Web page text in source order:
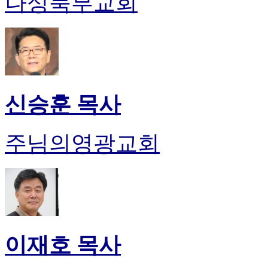
신승훈 목사
주님의영광교회
이재호 목사